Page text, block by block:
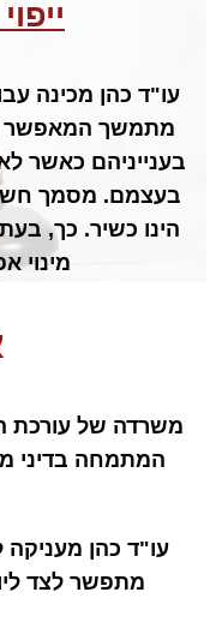
עו"ד כהן מכינה
מתמשך המאפשר
בענייניהם כאשר
בעצמם. מסמך
הינו כשיר. כך,
מינוי
משרדה של עורכת
המתמחה בדיני
עו"ד כהן מעניקה
מתפשר לצד